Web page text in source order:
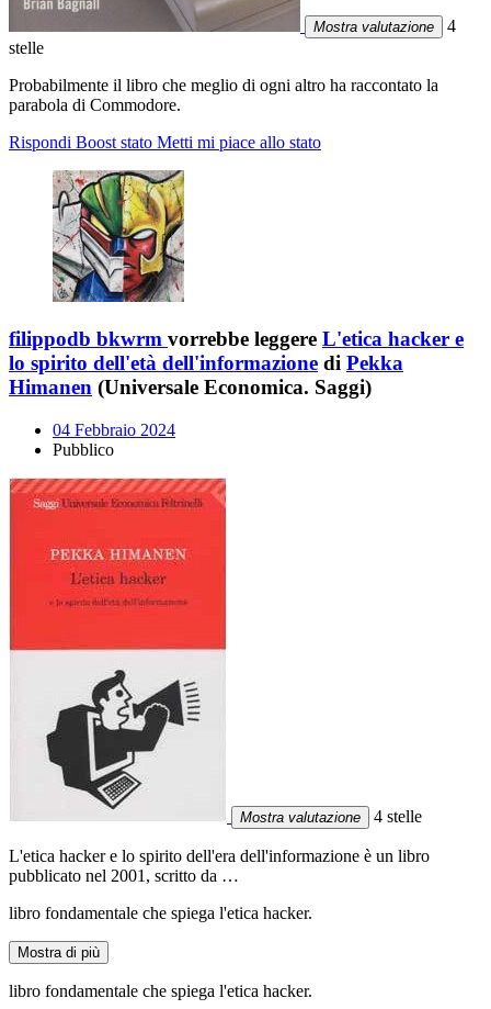
Mostra valutazione
4
stelle
Probabilmente il libro che meglio di ogni altro ha raccontato la
parabola di Commodore.
Rispondi Boost stato Metti mi piace allo stato
filippodb bkwrm vorrebbe leggere L'etica hacker e
lo spirito dell'età dell'informazione di Pekka
Himanen (Universale Economica. Saggi)
04 Febbraio 2024
Pubblico
Mostra valutazione 4 stelle
L'etica hacker e lo spirito dell'era dell'informazione è un libro
pubblicato nel 2001, scritto da …
libro fondamentale che spiega l'etica hacker.
Mostra di più
libro fondamentale che spiega l'etica hacker.